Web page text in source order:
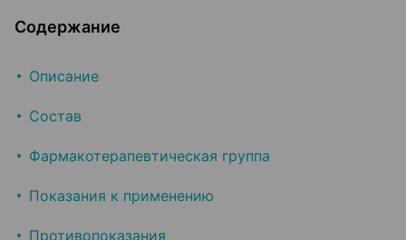
Содержание
Описание
Состав
Фармакотерапевтическая группа
Показания к применению
Противопоказания